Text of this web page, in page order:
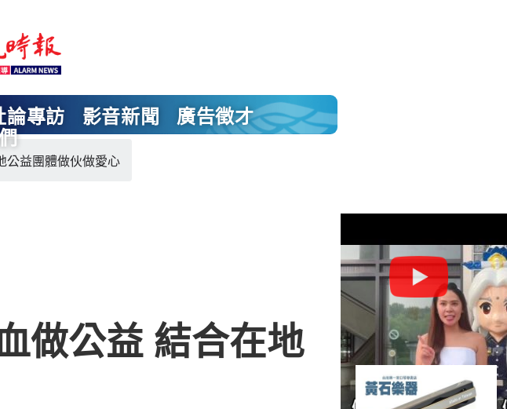
論專訪 影音新聞
廣告徵才
公益團體做伙做愛心
做公益 結合在地